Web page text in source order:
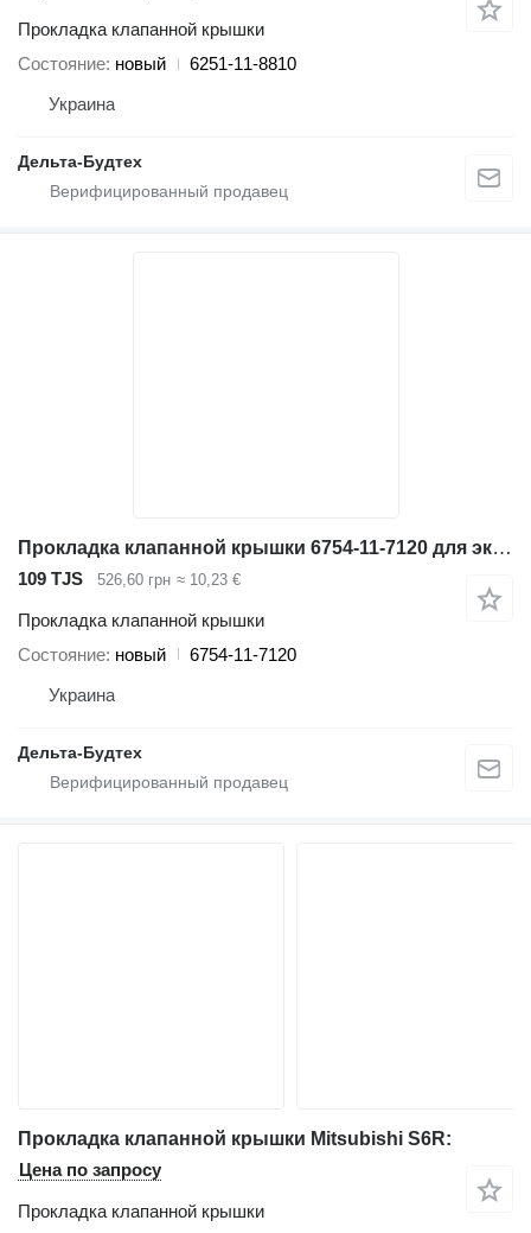
Прокладка клапанной крышки
Состояние новый
6251-11-8810
Украина
Дельта-Будтех
Прокладка клапанной крышки 6754-11-7120 для экскаватора Komatsu
109 TJS 526,60 грн ≈ 10,23 €
Прокладка клапанной крышки
Состояние новый
6754-11-7120
Украина
Дельта-Будтех
Прокладка клапанной крышки Mitsubishi S6R:
Цена по запросу
Прокладка клапанной крышки